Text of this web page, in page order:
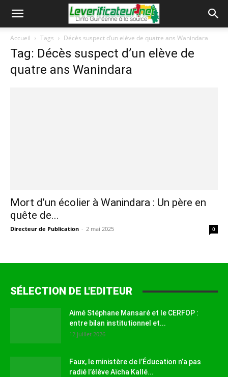
Accueil Tags Décès suspect d’un elève de quatre ans Wanindara
Tag: Décès suspect d’un elève de
quatre ans Wanindara
Mort d’un écolier à Wanindara : Un père en
quête de...
Directeur de Publication - 2 mai 2025 0
SÉLECTION DE L'EDITEUR
Aimé Stéphane Mansaré et le CERFOP :
entre bilan institutionnel et...
12 juillet 2026
Faux, le ministère de l’Éducation n’a pas
radié l’élève Aïcha Kallé...